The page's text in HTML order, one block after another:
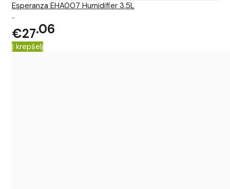
Esperanza EHA007 Humidifier 3.5L
..
€27 06
Į krepšelį